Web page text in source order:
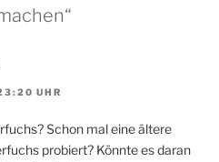
UHR
Schon mal eine ältere
probiert? Könnte es daran